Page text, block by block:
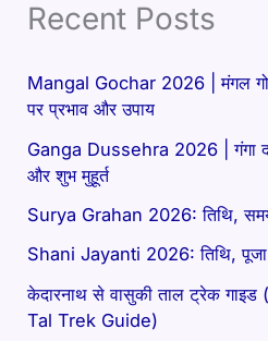
Recent Posts
Mangal Gochar 2026 | मंगल
पर प्रभाव और उपाय
Ganga Dussehra 2026 | गंगा
और शुभ मुहूर्त
Surya Grahan 2026: तिथि,
Shani Jayanti 2026: तिथि, पूजा
केदारनाथ से वासुकी ताल ट्रेक
Tal Trek Guide)